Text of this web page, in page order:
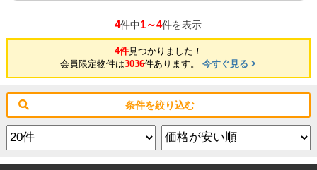
24時間監視・宅配BOX、ペット飼育可（細則有）
4件中1～4件を表示
4件見つかりました！
会員限定物件は3036件あります。今すぐ見る
条件を絞り込む